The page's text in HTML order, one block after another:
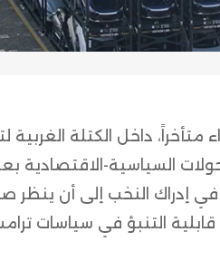
داخل الكتلة الغربية
السياسية-الاقتصادية
إدراك النخب إلى أن ينظر
التنبؤ في سياسات